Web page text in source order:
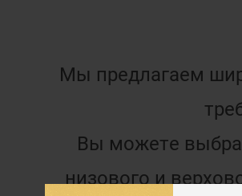
Мы предлагаем
Вы можете
низового и